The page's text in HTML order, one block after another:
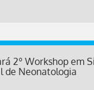
2º Workshop em
de Neonatologia